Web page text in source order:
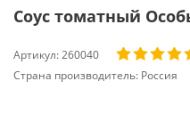
Соус томатный
Артикул:260040
Страна производитель: Россия